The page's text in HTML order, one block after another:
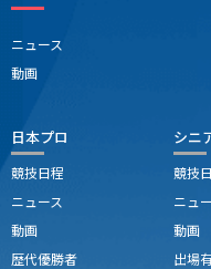
ニュース
動画
日本プロ
競技日程
ニュース
動画
歴代優勝者
シニ
競技
ニュ
動画
出場